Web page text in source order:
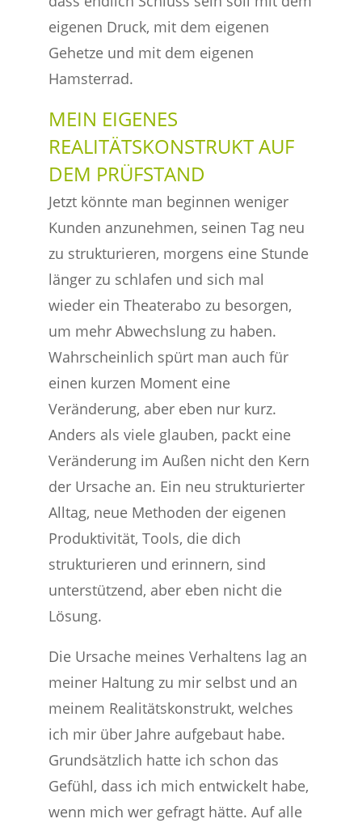
eigenen Druck, mit dem eigenen
Gehetze und mit dem eigenen
Hamsterrad.
MEIN EIGENES
REALITÄTSKONSTRUKT AUF
DEM PRÜFSTAND
Jetzt könnte man beginnen weniger
Kunden anzunehmen, seinen Tag neu
zu strukturieren, morgens eine Stunde
länger zu schlafen und sich mal
wieder ein Theaterabo zu besorgen,
um mehr Abwechslung zu haben.
Wahrscheinlich spürt man auch für
einen kurzen Moment eine
Veränderung, aber eben nur kurz.
Anders als viele glauben, packt eine
Veränderung im Außen nicht den Kern
der Ursache an. Ein neu strukturierter
Alltag, neue Methoden der eigenen
Produktivität, Tools, die dich
strukturieren und erinnern, sind
unterstützend, aber eben nicht die
Lösung.
Die Ursache meines Verhaltens lag an
meiner Haltung zu mir selbst und an
meinem Realitätskonstrukt, welches
ich mir über Jahre aufgebaut habe.
Grundsätzlich hatte ich schon das
Gefühl, dass ich mich entwickelt habe,
wenn mich wer gefragt hätte. Auf alle